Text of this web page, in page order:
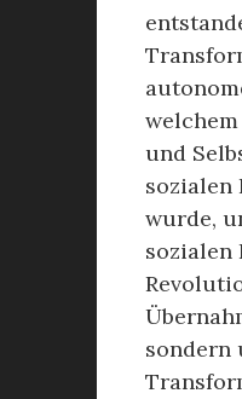
und
sozialen
wurde,
sozialen
sondern